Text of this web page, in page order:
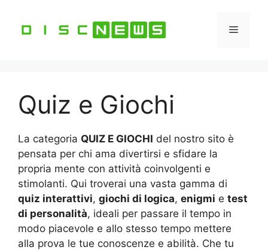
contenuto
Menu
Quiz e Giochi
La categoria QUIZ E GIOCHI del nostro sito è
pensata per chi ama divertirsi e sfidare la
propria mente con attività coinvolgenti e
stimolanti. Qui troverai una vasta gamma di
quiz interattivi, giochi di logica, enigmi e test
di personalità, ideali per passare il tempo in
modo piacevole e allo stesso tempo mettere
alla prova le tue conoscenze e abilità. Che tu